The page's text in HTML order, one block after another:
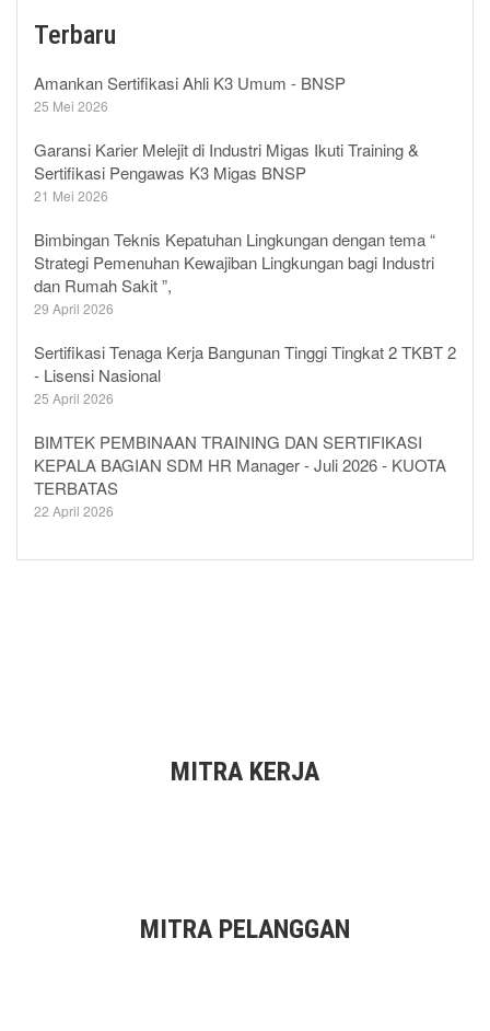
Terbaru
Amankan Sertifikasi Ahli K3 Umum - BNSP
25 Mei 2026
Garansi Karier Melejit di Industri Migas Ikuti Training &
Sertifikasi Pengawas K3 Migas BNSP
21 Mei 2026
Bimbingan Teknis Kepatuhan Lingkungan dengan tema “
Strategi Pemenuhan Kewajiban Lingkungan bagi Industri
dan Rumah Sakit ”,
29 April 2026
Sertifikasi Tenaga Kerja Bangunan Tinggi Tingkat 2 TKBT 2
- Lisensi Nasional
25 April 2026
BIMTEK PEMBINAAN TRAINING DAN SERTIFIKASI
KEPALA BAGIAN SDM HR Manager - Juli 2026 - KUOTA
TERBATAS
22 April 2026
MITRA KERJA
MITRA PELANGGAN